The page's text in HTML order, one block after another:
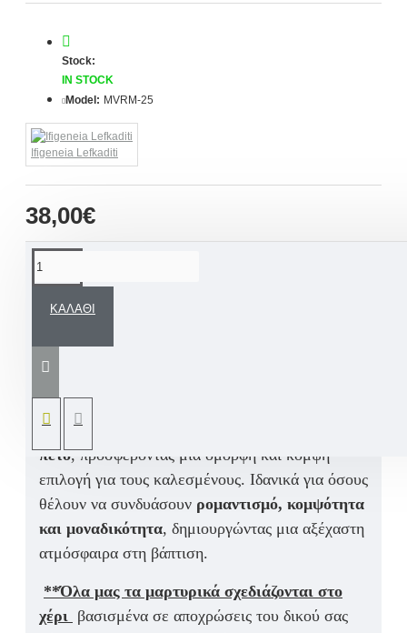
38,00€
Stock:
IN STOCK
Model: MVRM-25
Ifigeneia Lefkaditi
ΚΑΛΆΘΙ
ρομαντικές και γλυκές αποχρώσεις, λευκό,
φροντίδα και λεπτομέρεια, με
πέτο, προσφέροντας μια όμορφη και κομψή
επιλογή για τους καλεσμένους. Ιδανικά για όσους
θέλουν να συνδυάσουν ρομαντισμό, κομψότητα
και μοναδικότητα, δημιουργώντας μια αξέχαστη
ατμόσφαιρα στη βάπτιση.
**Όλα μας τα μαρτυρικά σχεδιάζονται στο
χέρι βασισμένα σε αποχρώσεις του δικού σας